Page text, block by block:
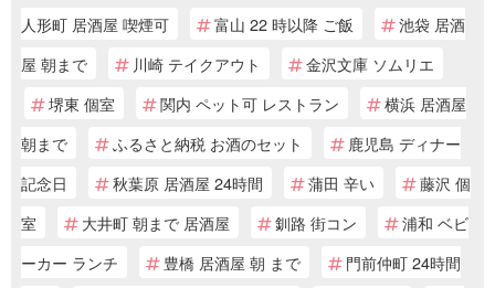
人形町 居酒屋 喫煙可
富山 22 時以降 ご飯
池袋 居酒
屋 朝まで
川崎 テイクアウト
金沢文庫 ソムリエ
堺東 個室
関内 ペット可 レストラン
横浜 居酒屋
朝まで
ふるさと納税 お酒のセット
鹿児島 ディナー
記念日
秋葉原 居酒屋 24時間 蒲田 辛い
藤沢 個
室
大井町 朝まで 居酒屋 釧路 街コン
浦和 ベビ
ーカー ランチ
豊橋 居酒屋 朝 まで
門前仲町 24時間